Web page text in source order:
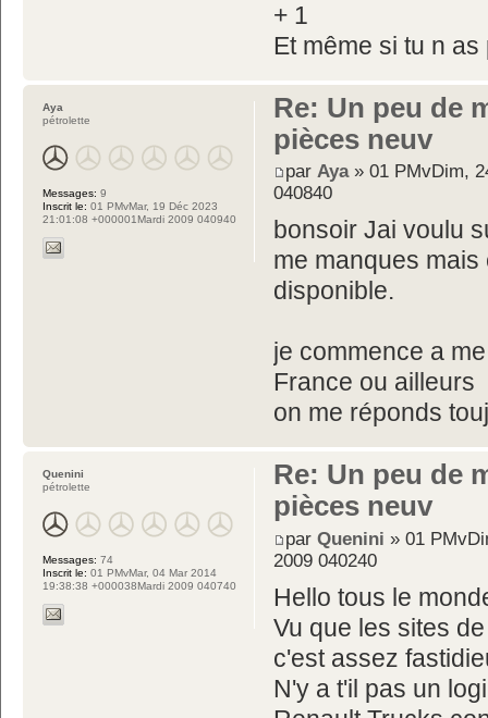
+ 1
Et même si tu n
Re: Un peu de
pièces neuv
parAya» 01 PMvDim,
040840
bonsoir Jai voulu
me manques
disponible.
je commence a
France ou ailleurs
on me réponds
Aya
pétrolette
Messages: 9
Inscrit le: 01 PMvMar, 19 Déc 2023
21:01:08 +000001Mardi 2009 040940
Re: Un peu de
pièces neuv
parQuenini » 01
2009 040240
Hello tous le
Vu que les sites
c'est assez
N'y a t'il pas un
Quenini
pétrolette
Messages: 74
Inscrit le: 01 PMvMar, 04 Mar 2014
19:38:38 +000038Mardi 2009 040740